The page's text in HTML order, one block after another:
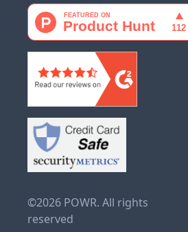
©2026 POWR. All rights
reserved